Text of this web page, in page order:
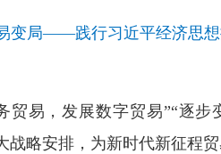
变局——践行习近平经济思
易，发展数字贸易”“逐
略安排，为新时代新征程贸